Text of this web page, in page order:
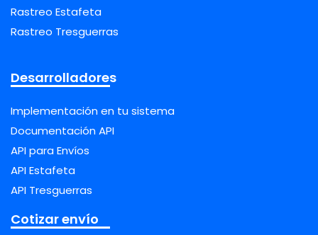
Rastreo Estafeta
Rastreo Tresguerras
Desarrolladores
Implementación en tu sistema
Documentación API
API para Envíos
API Estafeta
API Tresguerras
Cotizar envío